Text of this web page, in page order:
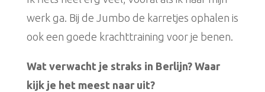
werk ga. Bij de Jumbo de karretjes ophalen is
ook een goede krachttraining voor je benen.
Wat verwacht je straks in Berlijn? Waar
kijk je het meest naar uit?